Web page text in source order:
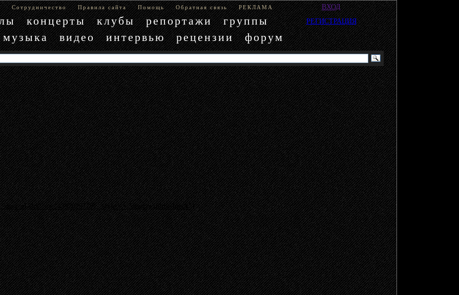
Сотрудничество Правила сайта Помощь Обратная связь РЕКЛАМА
концерты клубы репортажи
группы
музыка
видео интервью рецензии форум
ВХОД
РЕГИСТРАЦИЯ
ad-slot" => "4397029779", :style => "display:inline-block"}